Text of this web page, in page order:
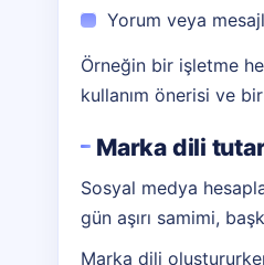
Yorum veya
Örneğin bir işletme
kullanım önerisi ve
Marka dili
Sosyal medya
gün aşırı samimi,
Marka dili